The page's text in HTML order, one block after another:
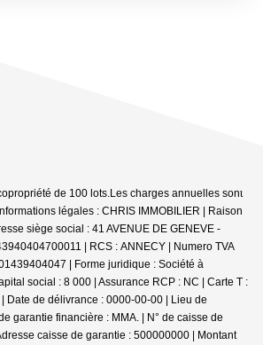
de 100 lots.Les charges annuelles sont
légales : CHRIS IMMOBILIER | Raison
siège social : 41 AVENUE DE GENEVE -
| RCS : ANNECY | Numero TVA
| Forme juridique : Société à
social : 8 000 | Assurance RCP : NC | Carte T :
Date de délivrance : 0000-00-00 | Lieu de
garantie financière : MMA. | N° de caisse de
caisse de garantie : 500000000 | Montant